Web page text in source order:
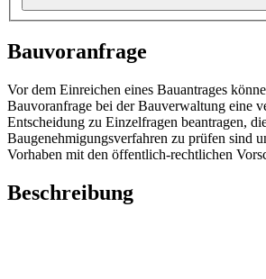
Bauvoranfrage
Vor dem Einreichen eines Bauantrages
Bauvoranfrage bei der Bauverwaltung eine
Entscheidung zu Einzelfragen beantragen,
Baugenehmigungsverfahren zu prüfen sind
Vorhaben mit den öffentlich-rechtlichen
Beschreibung